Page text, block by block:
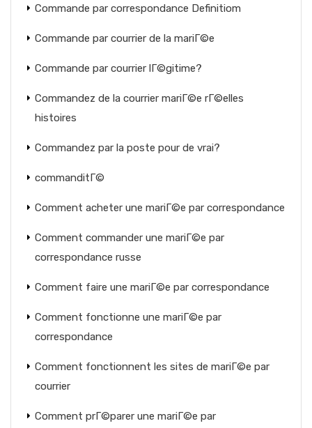
Commande par correspondance Definitiom
Commande par courrier de la mariГ©e
Commande par courrier lГ©gitime?
Commandez de la courrier mariГ©e rГ©elles
histoires
Commandez par la poste pour de vrai?
commanditГ©
Comment acheter une mariГ©e par correspondance
Comment commander une mariГ©e par
correspondance russe
Comment faire une mariГ©e par correspondance
Comment fonctionne une mariГ©e par
correspondance
Comment fonctionnent les sites de mariГ©e par
courrier
Comment prГ©parer une mariГ©e par